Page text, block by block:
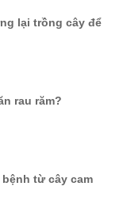
lại trồng cây để
rau răm?
từ cây cam